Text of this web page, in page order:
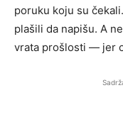
poruku koju su
plašili da napišu. A
vrata prošlosti — jer